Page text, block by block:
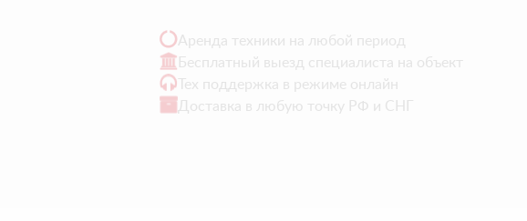
Аренда техники на любой период
Бесплатный выезд специалиста на объект
Тех поддержка в режиме онлайн
Доставка в любую точку РФ и СНГ